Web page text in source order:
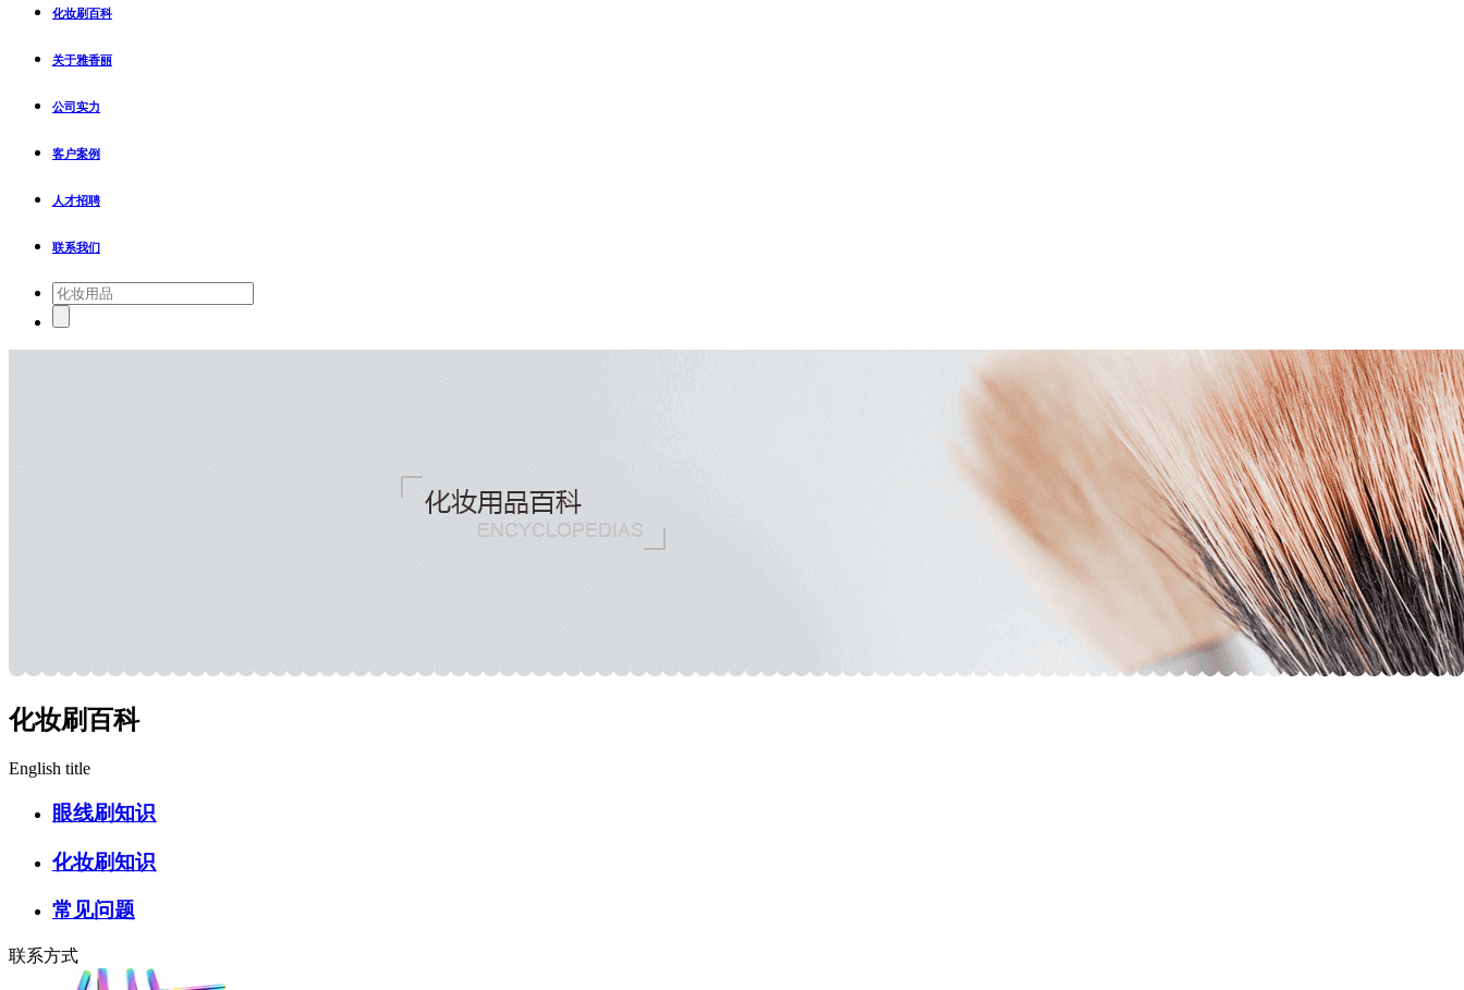
化妆刷百科
关于雅香丽
公司实力
客户案例
人才招聘
联系我们
化妆刷百科
English title
眼线刷知识
化妆刷知识
常见问题
联系方式